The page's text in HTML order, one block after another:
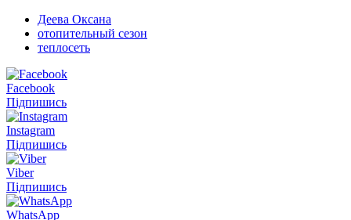
Деева Оксана
отопительный сезон
теплосеть
Facebook
Підпишись
Instagram
Підпишись
Viber
Підпишись
WhatsApp